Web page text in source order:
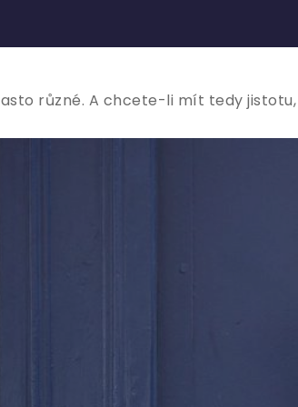
různé. A chcete-li mít tedy